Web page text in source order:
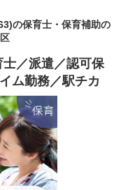
の保育士・保育補助の
／派遣／認可保
ム勤務／駅チカ